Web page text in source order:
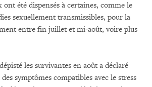
ont été dispensés à certaines, comme le
sexuellement transmissibles, pour la
entre fin juillet et mi-août, voire plus
les survivantes en août a déclaré
symptômes compatibles avec le stress